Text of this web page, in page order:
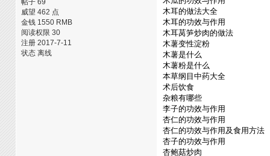
帖子 69
威望 462 点
金钱 1550 RMB
阅读权限 30
注册 2017-7-11
状态 离线
木耳的做法大全
木耳的功效与作用
木耳莴笋炒肉的做法
木薯变性淀粉
木薯是什么
木薯粉是什么
本草纲目中药大全
术后饮食
杂粮有哪些
李子的功效与作用
杏仁的功效与作用
杏仁的功效与作用及食用方法
杏子的功效与作用
杏鲍菇炒肉